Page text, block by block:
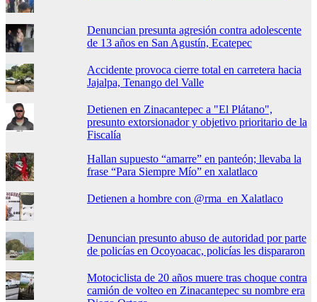
Denuncian presunta agresión contra adolescente
de 13 años en San Agustín, Ecatepec
Accidente provoca cierre total en carretera hacia
Jajalpa, Tenango del Valle
Detienen en Zinacantepec a "El Plátano",
presunto extorsionador y objetivo prioritario de la
Fiscalía
Hallan supuesto “amarre” en panteón; llevaba la
frase “Para Siempre Mío” en xalatlaco
Detienen a hombre con @rma en Xalatlaco
Denuncian presunto abuso de autoridad por parte
de policías en Ocoyoacac, policías les dispararon
Motociclista de 20 años muere tras choque contra
camión de volteo en Zinacantepec su nombre era